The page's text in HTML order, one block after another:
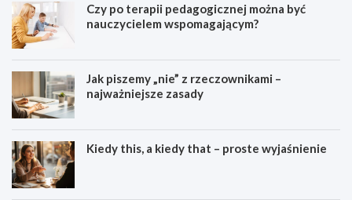
Czy po terapii pedagogicznej można być
nauczycielem wspomagającym?
Jak piszemy „nie” z rzeczownikami –
najważniejsze zasady
Kiedy this, a kiedy that – proste wyjaśnienie